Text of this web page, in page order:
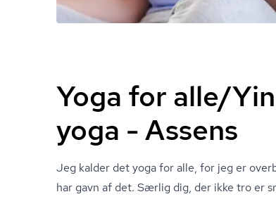
Yoga for alle/
yoga - Assens
Jeg kalder det yoga for alle, for jeg er
har gavn af det. Særlig dig, der ikke tro er